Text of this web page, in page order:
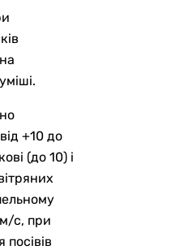
+10 до
(до 10) і
с, при